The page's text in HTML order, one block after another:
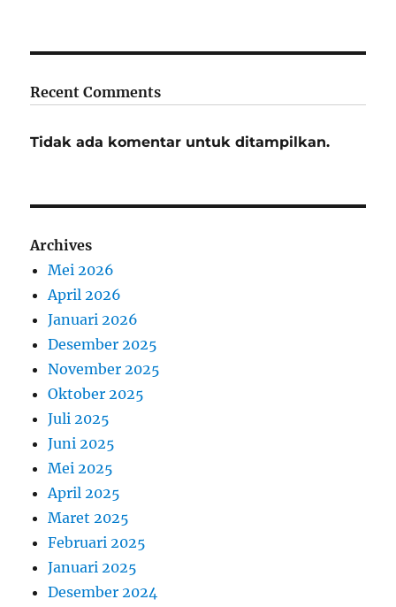
Recent Comments
Tidak ada komentar untuk ditampilkan.
Archives
Mei 2026
April 2026
Januari 2026
Desember 2025
November 2025
Oktober 2025
Juli 2025
Juni 2025
Mei 2025
April 2025
Maret 2025
Februari 2025
Januari 2025
Desember 2024